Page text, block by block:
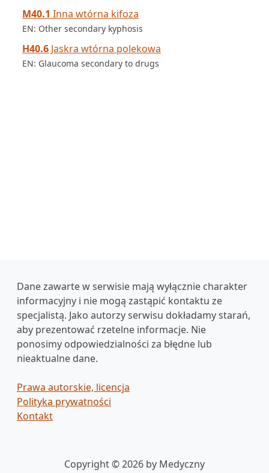
M40.1 Inna wtórna kifoza
EN: Other secondary kyphosis
H40.6 Jaskra wtórna polekowa
EN: Glaucoma secondary to drugs
Dane zawarte w serwisie mają wyłącznie charakter
informacyjny i nie mogą zastąpić kontaktu ze
specjalistą. Jako autorzy serwisu dokładamy starań,
aby prezentować rzetelne informacje. Nie
ponosimy odpowiedzialności za błędne lub
nieaktualne dane.
Prawa autorskie, licencja
Polityka prywatności
Kontakt
Copyright © 2026 by Medyczny